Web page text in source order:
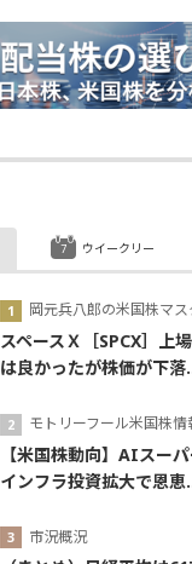
岡元兵八郎の米国株マ
スペースＸ［SPCX］上
は良かったが株価が下落
モトリーフール米国株情
【米国株動向】AIスー
インフラ投資拡大で恩恵
市況概況
ウイークリー